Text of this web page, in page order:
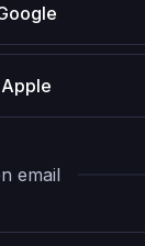
email